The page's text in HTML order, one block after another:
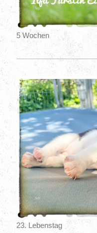
5 Wochen
23. Lebenstag